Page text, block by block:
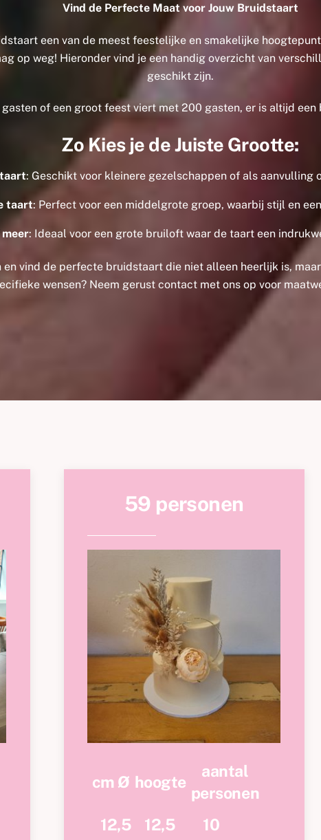
Vind de Perfecte Maat voor Jouw Bruidstaart
een van de meest feestelijke en smakelijke
op weg! Hieronder vind je een handig overzicht van
geschikt zijn.
of een groot feest viert met 200 gasten, er is altijd
Zo Kies je de Juiste Grootte:
: Geschikt voor kleinere gezelschappen of als aanvulling
taart: Perfect voor een middelgrote groep, waarbij stijl en
: Ideaal voor een grote bruiloft waar de taart een
vind de perfecte bruidstaart die niet alleen heerlijk is,
wensen? Neem gerust contact met ons op voor
59 personen
cm Ø hoogte
aantal
personen
12,5
12,5 10